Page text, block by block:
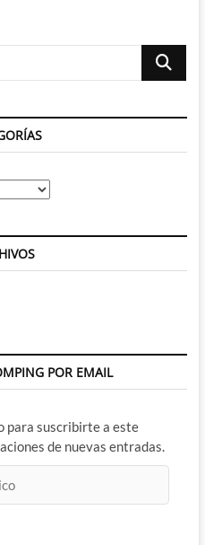
Buscar
POR EMAIL
para suscribirte a este
de nuevas entradas.